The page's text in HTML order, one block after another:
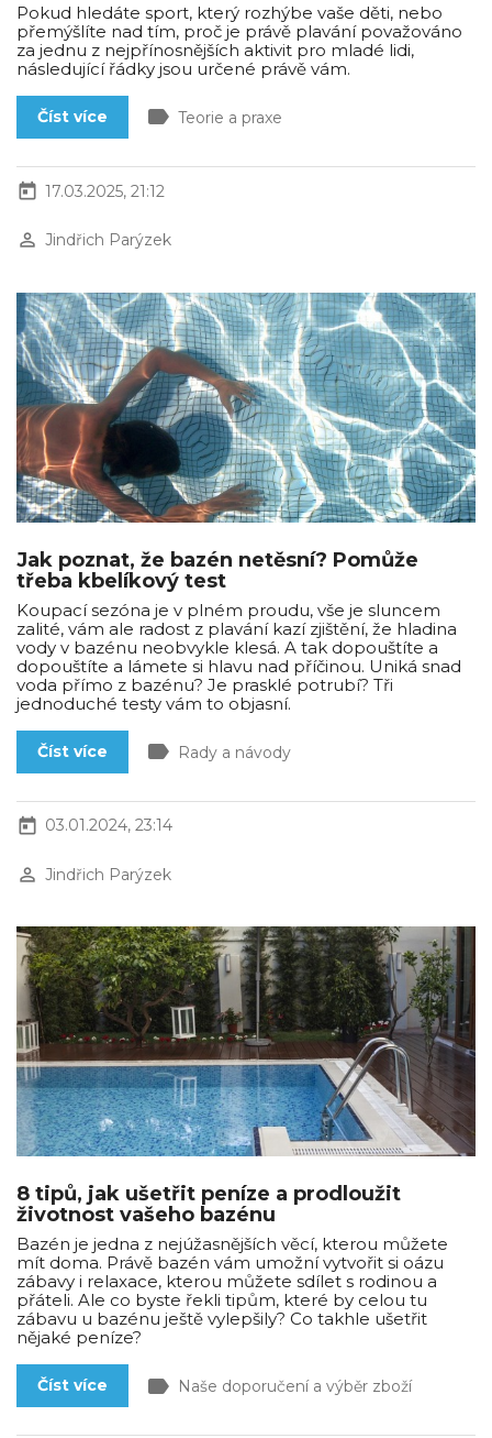
Pokud hledáte sport, který rozhýbe vaše děti, nebo
přemýšlíte nad tím, proč je právě plavání považováno
za jednu z nejpřínosnějších aktivit pro mladé lidi,
následující řádky jsou určené právě vám.
Číst více label Teorie a praxe
today 17.03.2025, 21:12
perm_identity Jindřich Parýzek
Jak poznat, že bazén netěsní? Pomůže
třeba kbelíkový test
Koupací sezóna je v plném proudu, vše je sluncem
zalité, vám ale radost z plavání kazí zjištění, že hladina
vody v bazénu neobvykle klesá. A tak dopouštíte a
dopouštíte a lámete si hlavu nad příčinou. Uniká snad
voda přímo z bazénu? Je prasklé potrubí? Tři
jednoduché testy vám to objasní.
Číst více label Rady a návody
today 03.01.2024, 23:14
perm_identity Jindřich Parýzek
8 tipů, jak ušetřit peníze a prodloužit
životnost vašeho bazénu
Bazén je jedna z nejúžasnějších věcí, kterou můžete
mít doma. Právě bazén vám umožní vytvořit si oázu
zábavy i relaxace, kterou můžete sdílet s rodinou a
přáteli. Ale co byste řekli tipům, které by celou tu
zábavu u bazénu ještě vylepšily? Co takhle ušetřit
nějaké peníze?
Číst více label Naše doporučení a výběr zboží